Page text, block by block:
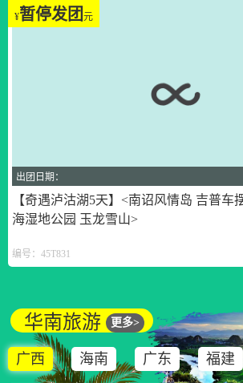
出团日期：
【奇遇泸沽湖5天】<南诏风情岛 吉普车
海湿地公园 玉龙雪山>
¥暂停发团 元
编号：45T831
广西 海南 广东 福建
华南旅游 更多>